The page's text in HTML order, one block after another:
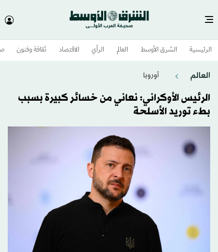
الرئيسية الشرق الأوسط​ العالم الرأي الاقتصاد ثقافة وفنون
العالم أوروبا
الرئيس الأوكراني: نعاني من خسائر كبيرة بسبب
بطء توريد الأسلحة